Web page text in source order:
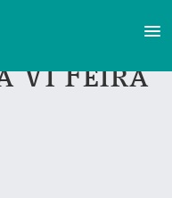
VI Feira